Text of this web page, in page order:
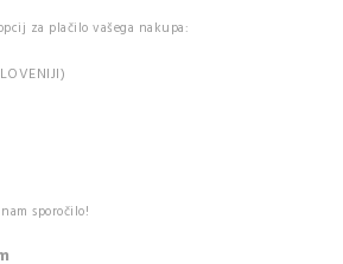
za plačilo vašega nakupa:
sporočilo!